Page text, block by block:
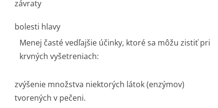
závraty
bolesti hlavy
Menej časté vedľajšie účinky, ktoré sa môžu zistiť pri
krvných vyšetreniach:
zvýšenie množstva niektorých látok (enzýmov)
tvorených v pečeni.